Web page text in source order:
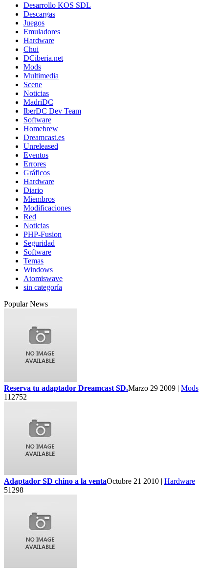
Desarrollo KOS SDL
Descargas
Juegos
Emuladores
Hardware
Chui
DCiberia.net
Mods
Multimedia
Scene
Noticias
MadriDC
IberDC Dev Team
Software
Homebrew
Dreamcast.es
Unreleased
Eventos
Errores
Gráficos
Hardware
Diario
Miembros
Modificaciones
Red
Noticias
PHP-Fusion
Seguridad
Software
Temas
Windows
Atomiswave
sin categoría
Popular News
Reserva tu adaptador Dreamcast SD.Marzo 29 2009 | Mods
112752
Adaptador SD chino a la ventaOctubre 21 2010 | Hardware
51298